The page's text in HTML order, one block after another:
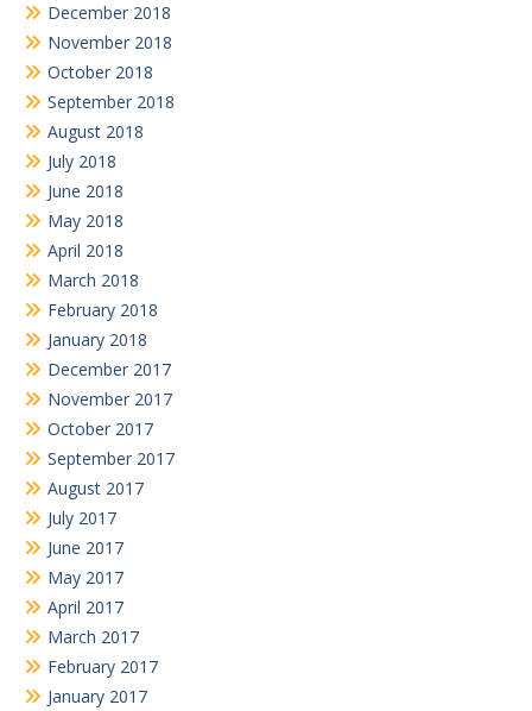
December 2018
November 2018
October 2018
September 2018
August 2018
July 2018
June 2018
May 2018
April 2018
March 2018
February 2018
January 2018
December 2017
November 2017
October 2017
September 2017
August 2017
July 2017
June 2017
May 2017
April 2017
March 2017
February 2017
January 2017